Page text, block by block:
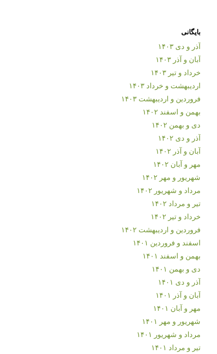
بایگانی
آذر و دی ۱۴۰۳
آبان و آذر ۱۴۰۳
خرداد و تیر ۱۴۰۳
اردیبهشت و خرداد ۱۴۰۳
فروردین و اردیبهشت ۱۴۰۳
بهمن و اسفند ۱۴۰۲
دی و بهمن ۱۴۰۲
آذر و دی ۱۴۰۲
آبان و آذر ۱۴۰۲
مهر و آبان ۱۴۰۲
شهریور و مهر ۱۴۰۲
مرداد و شهریور ۱۴۰۲
تیر و مرداد ۱۴۰۲
خرداد و تیر ۱۴۰۲
فروردین و اردیبهشت ۱۴۰۲
اسفند و فروردین ۱۴۰۱
بهمن و اسفند ۱۴۰۱
دی و بهمن ۱۴۰۱
آذر و دی ۱۴۰۱
آبان و آذر ۱۴۰۱
مهر و آبان ۱۴۰۱
شهریور و مهر ۱۴۰۱
مرداد و شهریور ۱۴۰۱
تیر و مرداد ۱۴۰۱